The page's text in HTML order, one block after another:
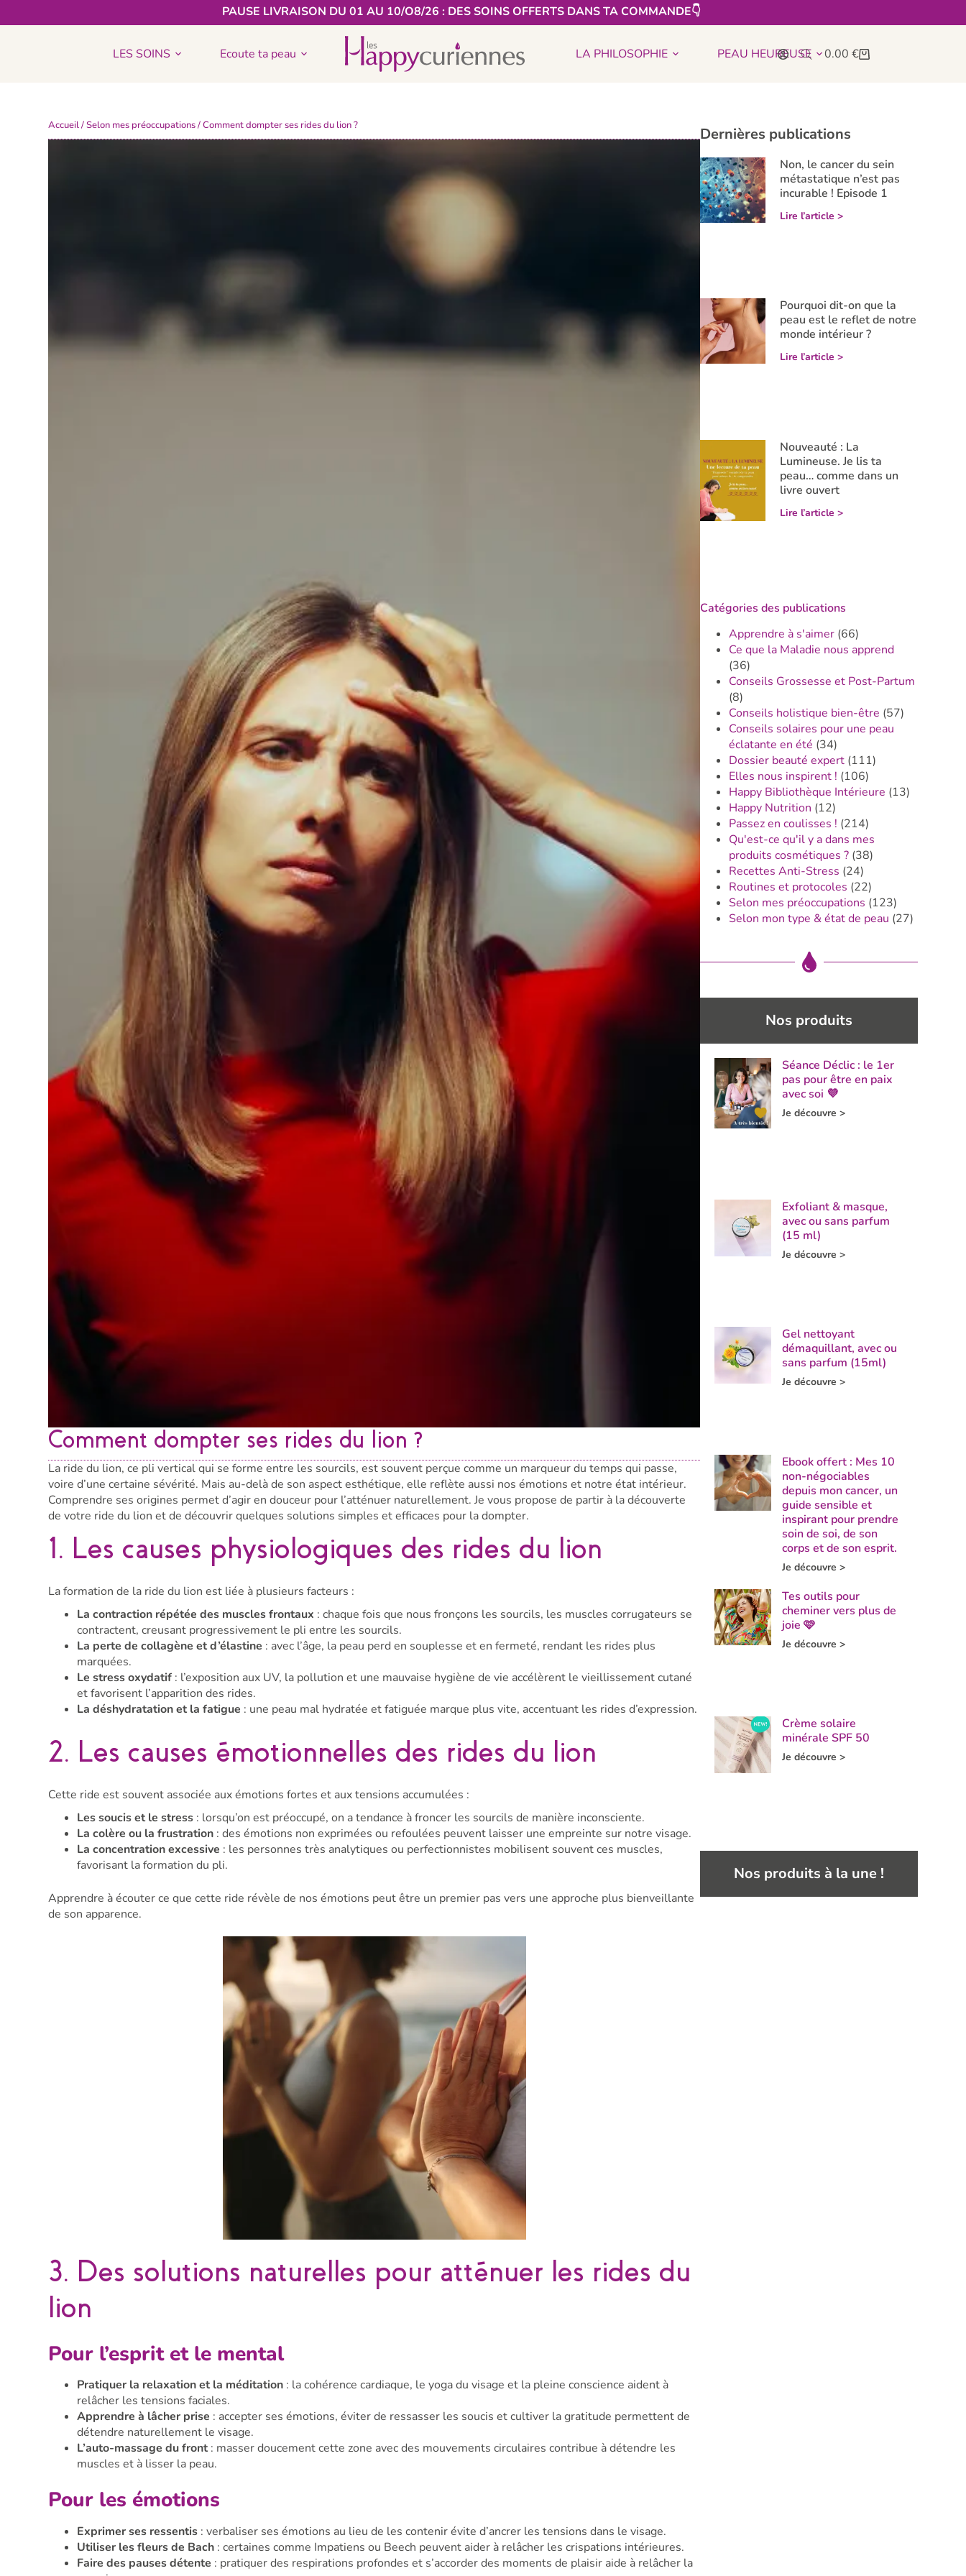
PAUSE LIVRAISON DU 01 AU 10/O8/26 : DES SOINS OFFERTS DANS TA COMMANDE👇​
LES SOINS Ecoute ta peau LA PHILOSOPHIE PEAU HEUREUSE 0.00 €
Accueil/Selon mes préoccupations/ Comment dompter ses rides du lion ?
Comment dompter ses rides du lion ?
La ride du lion, ce pli vertical qui se forme entre les sourcils, est souvent perçue comme un marqueur du temps qui passe,
voire d’une certaine sévérité. Mais au-delà de son aspect esthétique, elle reflète aussi nos émotions et notre état intérieur.
Comprendre ses origines permet d’agir en douceur pour l’atténuer naturellement. Je vous propose de partir à la découverte
de votre ride du lion et de découvrir quelques solutions simples et efficaces pour la dompter.
1. Les causes physiologiques des rides du lion
La formation de la ride du lion est liée à plusieurs facteurs :
La contraction répétée des muscles frontaux : chaque fois que nous fronçons les sourcils, les muscles corrugateurs se
contractent, creusant progressivement le pli entre les sourcils.
La perte de collagène et d’élastine : avec l’âge, la peau perd en souplesse et en fermeté, rendant les rides plus
marquées.
Le stress oxydatif : l’exposition aux UV, la pollution et une mauvaise hygiène de vie accélèrent le vieillissement cutané
et favorisent l’apparition des rides.
La déshydratation et la fatigue : une peau mal hydratée et fatiguée marque plus vite, accentuant les rides d’expression.
2. Les causes émotionnelles des rides du lion
Cette ride est souvent associée aux émotions fortes et aux tensions accumulées :
Les soucis et le stress : lorsqu’on est préoccupé, on a tendance à froncer les sourcils de manière inconsciente.
La colère ou la frustration : des émotions non exprimées ou refoulées peuvent laisser une empreinte sur notre visage.
La concentration excessive : les personnes très analytiques ou perfectionnistes mobilisent souvent ces muscles,
favorisant la formation du pli.
Apprendre à écouter ce que cette ride révèle de nos émotions peut être un premier pas vers une approche plus bienveillante
de son apparence.
3. Des solutions naturelles pour atténuer les rides du
lion
Pour l’esprit et le mental
Pratiquer la relaxation et la méditation : la cohérence cardiaque, le yoga du visage et la pleine conscience aident à
relâcher les tensions faciales.
Apprendre à lâcher prise : accepter ses émotions, éviter de ressasser les soucis et cultiver la gratitude permettent de
détendre naturellement le visage.
L’auto-massage du front : masser doucement cette zone avec des mouvements circulaires contribue à détendre les
muscles et à lisser la peau.
Pour les émotions
Exprimer ses ressentis : verbaliser ses émotions au lieu de les contenir évite d’ancrer les tensions dans le visage.
Utiliser les fleurs de Bach : certaines comme Impatiens ou Beech peuvent aider à relâcher les crispations intérieures.
Faire des pauses détente : pratiquer des respirations profondes et s’accorder des moments de plaisir aide à relâcher la
Dernières publications
Non, le cancer du sein
métastatique n’est pas
incurable ! Episode 1
Lire l’article >
Pourquoi dit-on que la
peau est le reflet de notre
monde intérieur ?
Lire l’article >
Nouveauté : La
Lumineuse. Je lis ta
peau… comme dans un
livre ouvert
Lire l’article >
Catégories des publications
Apprendre à s'aimer (66)
Ce que la Maladie nous apprend
(36)
Conseils Grossesse et Post-Partum
(8)
Conseils holistique bien-être (57)
Conseils solaires pour une peau
éclatante en été (34)
Dossier beauté expert (111)
Elles nous inspirent ! (106)
Happy Bibliothèque Intérieure (13)
Happy Nutrition (12)
Passez en coulisses ! (214)
Qu'est-ce qu'il y a dans mes
produits cosmétiques ? (38)
Recettes Anti-Stress (24)
Routines et protocoles (22)
Selon mes préoccupations (123)
Selon mon type & état de peau (27)
Nos produits
Séance Déclic : le 1er
pas pour être en paix
avec soi 💜
Je découvre >
Exfoliant & masque,
avec ou sans parfum
(15 ml)
Je découvre >
Gel nettoyant
démaquillant, avec ou
sans parfum (15ml)
Je découvre >
Ebook offert : Mes 10
non-négociables
depuis mon cancer, un
guide sensible et
inspirant pour prendre
soin de soi, de son
corps et de son esprit.
Je découvre >
Tes outils pour
cheminer vers plus de
joie 🩷
Je découvre >
Crème solaire
minérale SPF 50
Je découvre >
Nos produits à la une !